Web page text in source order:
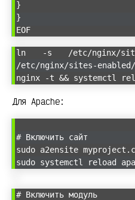
}
}
EOF
ln -s /etc/nginx/sites-
/etc/nginx/sites-enabled/
nginx -t && systemctl
Для Apache:
# Включить сайт
sudo a2ensite
sudo systemctl reload
# Включить модуль